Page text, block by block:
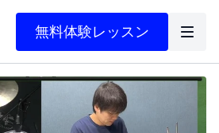
無料体験レッスン